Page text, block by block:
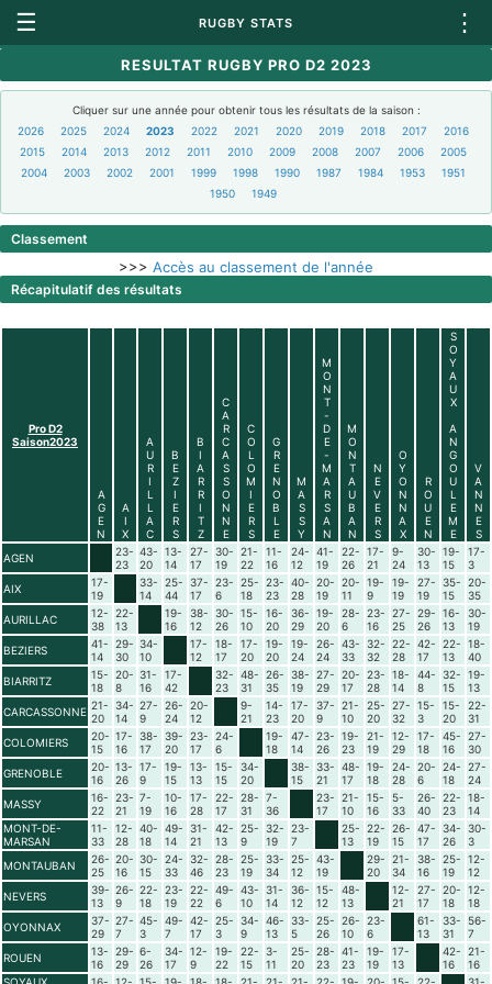
☰ RUGBY STATS ⋮
RESULTAT RUGBY PRO D2 2023
Cliquer sur une année pour obtenir tous les résultats de la saison :
2026
2025 2024 2023 2022 2021 2020 2019 2018 2017
2016
2015
2014 2013 2012 2011 2010 2009 2008 2007 2006
2005
2004
2003 2002 2001 1999 1998 1990 1987 1984 1953
1951
1950
1949
Classement
>>> Accès au classement de l'année
Récapitulatif des résultats
Pro D2
Saison2023
A
G
E
N
A
I
X
A
U
R
I
L
L
A
C
B
E
Z
I
E
R
S
B
I
A
R
R
I
T
Z
C
A
R
C
A
S
S
O
N
N
E
C
O
L
O
M
I
E
R
S
G
R
E
N
O
B
L
E
M
A
S
S
Y
M
O
N
T
-
D
E
-
M
A
R
S
A
N
M
O
N
T
A
U
B
A
N
N
E
V
E
R
S
O
Y
O
N
N
A
X
R
O
U
E
N
S
O
Y
A
U
X
A
N
G
O
U
L
E
M
E
V
A
N
N
E
S
AGEN
23-
23
43-
20
13-
14
27-
17
30-
19
21-
22
11-
16
24-
12
41-
19
22-
26
17-
21
9-
24
30-
13
19-
15
17-
3
AIX
17-
19
33-
14
25-
44
37-
17
23-
6
25-
18
23-
23
40-
28
20-
19
20-
11
19-
9
19-
19
27-
19
35-
15
20-
35
AURILLAC
12-
38
22-
13
19-
16
38-
12
30-
26
15-
10
16-
20
36-
29
19-
20
28-
6
23-
16
27-
25
29-
26
16-
13
30-
19
BEZIERS
41-
14
29-
30
34-
10
17-
12
18-
17
17-
20
19-
20
19-
24
26-
24
43-
33
32-
32
22-
28
42-
17
22-
13
18-
40
BIARRITZ
15-
18
20-
8
31-
16
17-
42
32-
23
48-
31
26-
35
38-
19
27-
29
20-
17
23-
28
18-
14
44-
8
32-
15
19-
13
CARCASSONNE 21-
20
34-
14
27-
9
26-
24
20-
12
9-
21
14-
23
17-
20
37-
9
21-
10
25-
20
27-
32
15-
3
15-
20
22-
31
COLOMIERS
20-
15
17-
16
38-
17
39-
20
23-
17
24-
6
19-
18
47-
14
23-
26
19-
23
21-
19
12-
29
17-
18
45-
16
27-
30
GRENOBLE
20-
16
13-
26
17-
9
19-
15
13-
13
15-
15
34-
20
38-
15
33-
21
48-
17
19-
18
24-
28
20-
6
24-
18
27-
24
MASSY
16-
22
23-
21
7-
19
10-
16
17-
28
22-
17
28-
31
7-
36
23-
17
21-
10
15-
16
5-
33
26-
40
22-
23
18-
14
MONT-DE-
MARSAN
11-
33
12-
28
40-
18
49-
14
31-
21
42-
13
25-
9
32-
19
23-
7
25-
13
22-
19
26-
15
47-
17
34-
26
30-
3
MONTAUBAN
26-
25
20-
16
30-
15
24-
33
32-
46
28-
23
25-
19
33-
34
25-
12
43-
19
29-
20
21-
34
38-
16
25-
19
12-
12
NEVERS
39-
13
26-
9
22-
18
23-
19
22-
22
49-
6
43-
10
31-
14
36-
12
15-
12
48-
13
12-
21
27-
17
20-
18
12-
18
OYONNAX
37-
29
27-
7
45-
3
49-
7
42-
17
25-
3
34-
9
46-
13
33-
5
25-
26
26-
10
23-
6
61-
13
33-
31
56-
7
ROUEN
13-
16
29-
29
6-
26
34-
17
12-
9
19-
22
22-
15
3-
11
25-
20
28-
23
41-
23
19-
19
17-
13
42-
16
21-
16